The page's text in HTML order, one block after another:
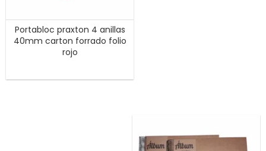
Portabloc praxton 4 anillas
40mm carton forrado folio
rojo